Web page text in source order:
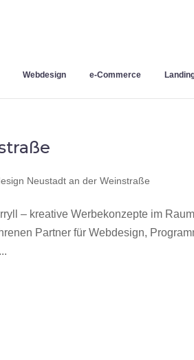
Webdesign e-Commerce
Neustadt an der Weinstraße
– kreative Werbekonzepte im
Partner für Webdesign,